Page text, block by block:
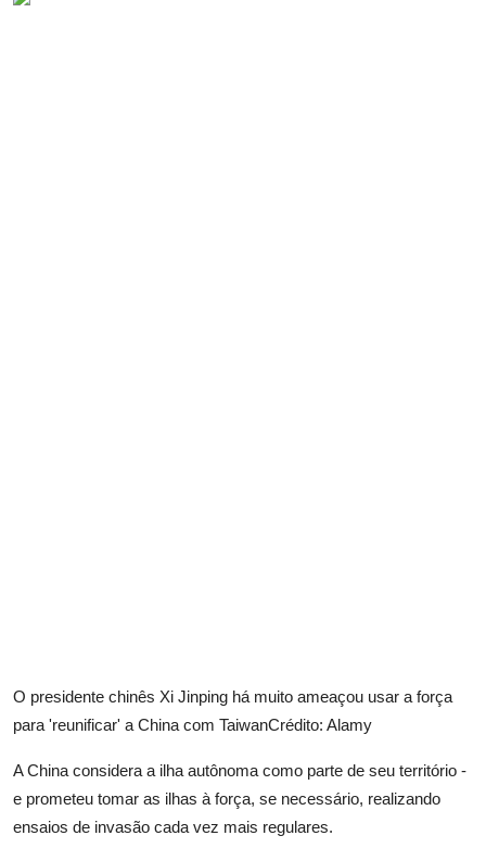
O presidente chinês Xi Jinping há muito ameaçou usar a força
para 'reunificar' a China com TaiwanCrédito: Alamy
A China considera a ilha autônoma como parte de seu território -
e prometeu tomar as ilhas à força, se necessário, realizando
ensaios de invasão cada vez mais regulares.